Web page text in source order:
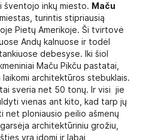
šventojo inkų miesto. Maču
turintis stipriausią
Pietų Amerikoje. Ši tvirtovė
Andų kalnuose ir todėl
debesyse. Iki šiol
Maču Pikču pastatai,
laikomi architektūros stebuklais.
sveria net 50 tonų. Ir visi jie
vienas ant kito, kad tarp jų
net ploniausio peilio ašmenų
architektūriniu grožiu,
yra įdomi ir labai